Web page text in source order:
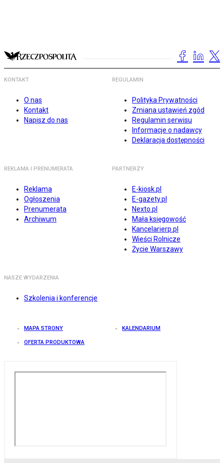
KONTAKT
O nas
Kontakt
Napisz do nas
REGULAMIN
Polityka Prywatności
Zmiana ustawień zgód
Regulamin serwisu
Informacje o nadawcy
Deklaracja dostępności
REKLAMA I PRENUMERATA
Reklama
Ogłoszenia
Prenumerata
Archiwum
PARTNERZY
E-kiosk.pl
E-gazety.pl
Nexto.pl
Mała księgowość
Kancelarierp.pl
Wieści Rolnicze
Życie Warszawy
NASZE WYDARZENIA
Szkolenia i konferencje
MAPA STRONY KALENDARIUM
OFERTA PRODUKTOWA